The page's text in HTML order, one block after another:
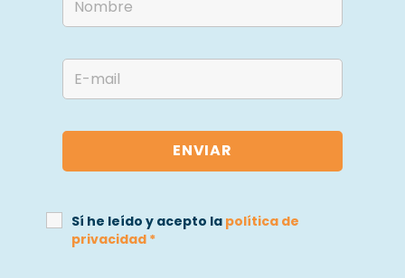
Sí he leído y acepto la política de
privacidad *